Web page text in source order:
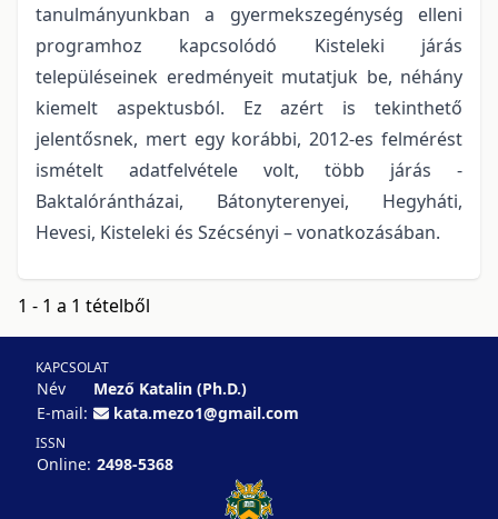
tanulmányunkban a gyermekszegénység elleni
programhoz kapcsolódó Kisteleki járás
településeinek eredményeit mutatjuk be, néhány
kiemelt aspektusból. Ez azért is tekinthető
jelentősnek, mert egy korábbi, 2012-es felmérést
ismételt adatfelvétele volt, több járás -
Baktalórántházai, Bátonyterenyei, Hegyháti,
Hevesi, Kisteleki és Szécsényi – vonatkozásában.
1 - 1 a 1 tételből
KAPCSOLAT
Név
Mező Katalin (Ph.D.)
E-mail:
kata.mezo1@gmail.com
ISSN
Online: 2498-5368